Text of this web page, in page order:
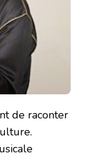
de raconter